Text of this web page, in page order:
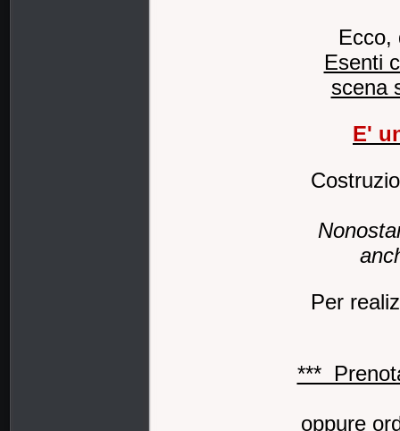
Ecco,
Esenti
scena
E'
Per
***
oppure